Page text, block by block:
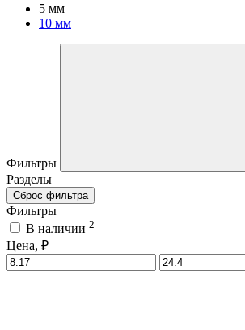
5 мм
10 мм
Фильтры
Разделы
Сброс фильтра
Фильтры
В наличии 2
Цена, ₽